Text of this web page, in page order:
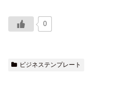
0
ビジネステンプレート